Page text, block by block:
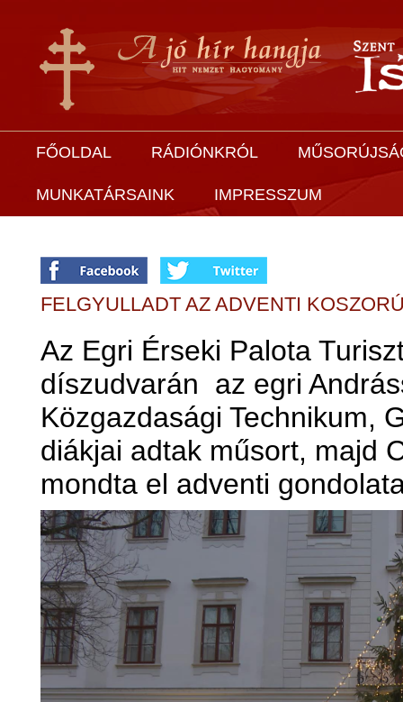
FŐOLDAL RÁDIÓNKRÓL
MUNKATÁRSAINK IMPRESSZUM
FELGYULLADT AZ ADVENTI
Az Egri Érseki Palota
díszudvarán az egri
Közgazdasági Technikum,
diákjai adtak műsort, majd
mondta el adventi